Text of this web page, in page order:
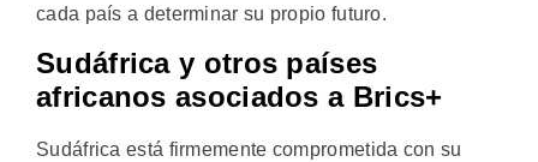
cada país a determinar su propio futuro.
Sudáfrica y otros países
africanos asociados a Brics+
Sudáfrica está firmemente comprometida con su